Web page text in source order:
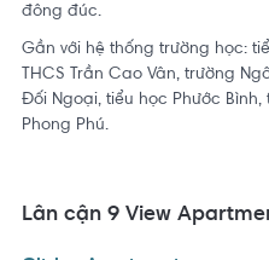
đông đúc.
Gần với hệ thống trường học:
THCS Trần Cao Vân, trường
Đối Ngoại, tiểu học Phước
Phong Phú.
Lân cận 9 View